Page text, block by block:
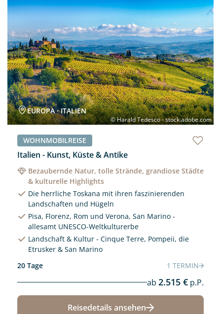
Neu
© Harald Tedesco - stock.adobe.com
EUROPA · ITALIEN
WOHNMOBILREISE
Italien - Kunst, Küste & Antike
Bezaubernde Natur, tolle Strände, grandiose Städte
& kulturelle Highlights
Die herrliche Toskana mit ihren faszinierenden
Landschaften und Hügeln
Pisa, Florenz, Rom und Verona, San Marino -
allesamt UNESCO-Weltkulturerbe
Landschaft & Kultur - Cinque Terre, Pompeii, die
Etrusker & San Marino
20 Tage
1 TERMIN
ab 2.515 € p.P.
Reisedetails ansehen